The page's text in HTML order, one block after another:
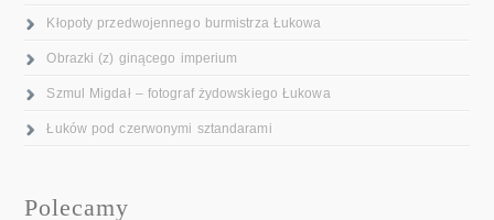
Kłopoty przedwojennego burmistrza Łukowa
Obrazki (z) ginącego imperium
Szmul Migdał – fotograf żydowskiego Łukowa
Łuków pod czerwonymi sztandarami
Polecamy